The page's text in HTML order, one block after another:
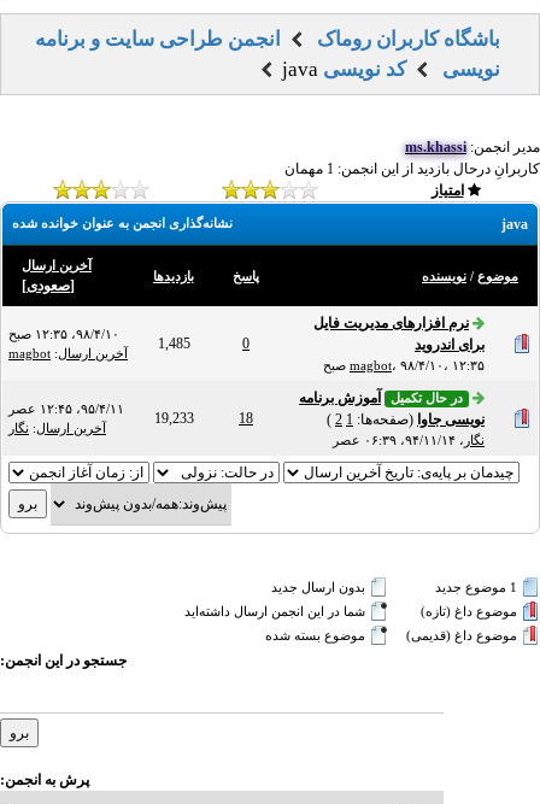
باشگاه کاربران روماک
انجمن طراحی سایت و برنامه
نویسی
کد نویسی java
مدیر انجمن:ms.khassi
کاربرانِ درحال بازدید از این انجمن: 1 مهمان
امتیاز
نشانه‌گذاری انجمن به عنوان خوانده شده java
موضوع / نویسنده پاسخ بازدید‌ها
آخرین ارسال
[صعودی]
نرم افزارهای مدیریت فایل
برای اندروید
magbot، ۹۸/۴/۱۰، ۱۲:۳۵ صبح
0
1,485
۹۸/۴/۱۰، ۱۲:۳۵ صبح
آخرین ارسال:
magbot
در حال تکمیل
آموزش برنامه
نویسی جاوا (صفحه‌ها: 1
2
)
نگار ، ۹۴/۱۱/۱۴، ۰۶:۳۹ عصر
18
19,233
۹۵/۴/۱۱، ۱۲:۴۵ عصر
آخرین ارسال: نگار
موضوع داغ (تازه‌)
موضوع داغ (قدیمی)
بدون ارسال جدید‌
شما در این انجمن ارسال داشته‌اید
موضوع بسته شده
جستجو در این انجمن:
پرش به انجمن: